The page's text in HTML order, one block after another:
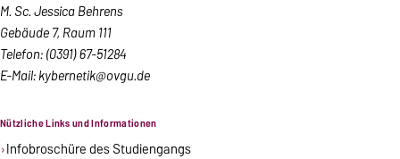
M. Sc. Jessica Behrens
Gebäude 7, Raum 111
Telefon: (0391) 67-51284
E-Mail:kybernetik@ovgu.de
Nützliche Links und Informationen
Infobroschüre des Studiengangs